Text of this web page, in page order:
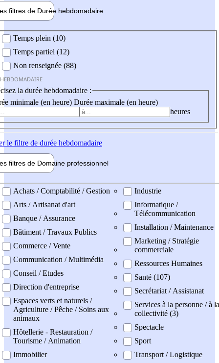
filtres de Durée hebdomadaire
Temps plein (10)
Temps partiel (12)
Non renseignée (88)
la durée hebdomadaire :
minimale (en heure) Durée maximale (en heure)
heures
le filtre de durée hebdomadaire
filtres de Domaine professionnel
professionel
Achats / Comptabilité / Gestion
Arts / Artisanat d'art
Banque / Assurance
Bâtiment / Travaux Publics
Commerce / Vente
Communication / Multimédia
Conseil / Etudes
Direction d'entreprise
Espaces verts et naturels /
Agriculture / Pêche / Soins aux
animaux
Hôtellerie - Restauration /
Tourisme / Animation
Immobilier
Industrie
Informatique /
Télécommunication
Installation / Maintenance
Marketing / Stratégie
commerciale
Ressources Humaines
Santé (107)
Secrétariat / Assistanat
Services à la personne / à la
collectivité (3)
Spectacle
Sport
Transport / Logistique